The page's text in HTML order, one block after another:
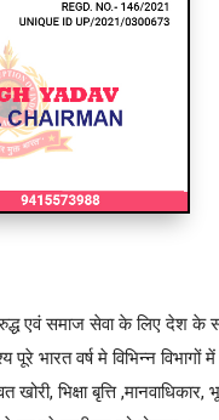
एवं समाज सेवा के लिए देश के
भारत वर्ष मे विभिन्न विभागों में
भिक्षा बृत्ति ,मानवाधिकार,